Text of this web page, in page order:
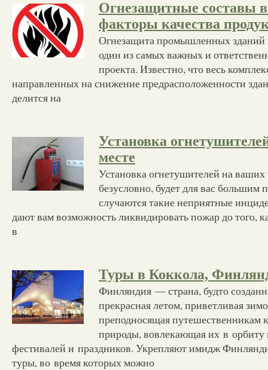
Огнезащитные составы
факторы качества
Огнезащита промышленных
один из самых важных и
проекта. Известно, что весь
направленных на снижение предрасположенности
делится на
Установка
месте
Установка огнетушителей на ваших
безусловно, будет для вас большим
случаются такие неприятные
дают вам возможность ликвидировать пожар до того,
в
Туры в Коккола,
Финляндия — страна, будто
прекрасная летом, приветливая
преподносящая путешественникам
природы, вовлекающая их в
фестивалей и праздников. Укрепляют имидж
туры, во время которых можно